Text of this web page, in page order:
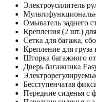
Электроусилитель
Омыватель заднего
Крепления (2 шт.)
Сетка для багажа,
Крепление для
Шторка багажного
Дверь багажника
Бесступенчатая
Передние сиденья с